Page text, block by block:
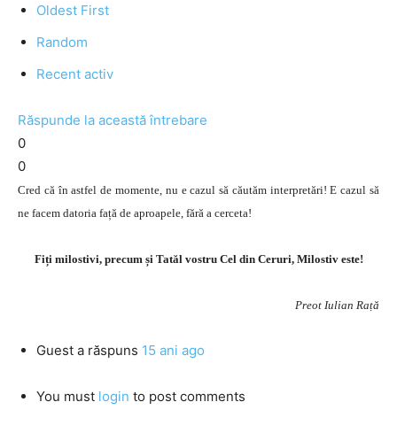
Oldest First
Random
Recent activ
Răspunde la această întrebare
0
0
Cred că în astfel de momente, nu e cazul să căutăm interpretări! E cazul să
ne facem datoria față de aproapele, fără a cerceta!
Fiți milostivi, precum și Tatăl vostru Cel din Ceruri, Milostiv este!
Preot Iulian Rață
Guest a răspuns 15 ani ago
You must login to post comments